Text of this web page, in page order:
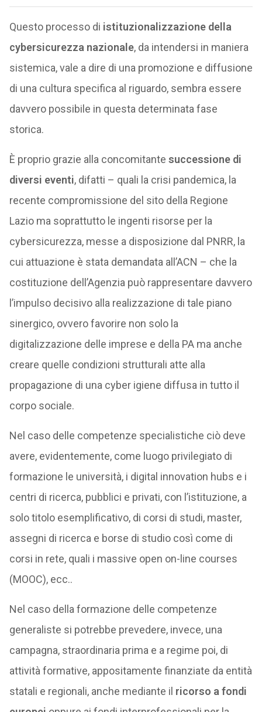
Questo processo di istituzionalizzazione della
cybersicurezza nazionale, da intendersi in maniera
sistemica, vale a dire di una promozione e diffusione
di una cultura specifica al riguardo, sembra essere
davvero possibile in questa determinata fase
storica.
È proprio grazie alla concomitante successione di
diversi eventi, difatti – quali la crisi pandemica, la
recente compromissione del sito della Regione
Lazio ma soprattutto le ingenti risorse per la
cybersicurezza, messe a disposizione dal PNRR, la
cui attuazione è stata demandata all’ACN – che la
costituzione dell’Agenzia può rappresentare davvero
l’impulso decisivo alla realizzazione di tale piano
sinergico, ovvero favorire non solo la
digitalizzazione delle imprese e della PA ma anche
creare quelle condizioni strutturali atte alla
propagazione di una cyber igiene diffusa in tutto il
corpo sociale.
Nel caso delle competenze specialistiche ciò deve
avere, evidentemente, come luogo privilegiato di
formazione le università, i digital innovation hubs e i
centri di ricerca, pubblici e privati, con l’istituzione, a
solo titolo esemplificativo, di corsi di studi, master,
assegni di ricerca e borse di studio così come di
corsi in rete, quali i massive open on-line courses
(MOOC), ecc..
Nel caso della formazione delle competenze
generaliste si potrebbe prevedere, invece, una
campagna, straordinaria prima e a regime poi, di
attività formative, appositamente finanziate da entità
statali e regionali, anche mediante il ricorso a fondi